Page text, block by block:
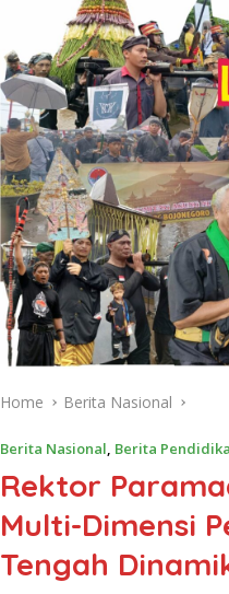
Home Berita Nasional
Berita Nasional, Berita
Rektor
Multi-Dimensi
Tengah